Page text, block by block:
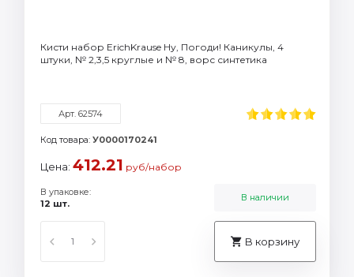
Кисти набор ErichKrause Ну, Погоди! Каникулы, 4
штуки, № 2,3,5 круглые и № 8, ворс синтетика
Арт. 62574
Код товара: У0000170241
Цена: 412.21 руб/набор
В упаковке:
12 шт.
В наличии
В корзину